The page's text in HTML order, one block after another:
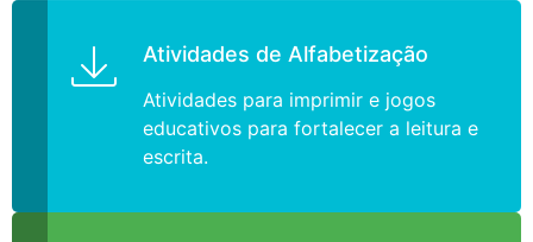
Atividades de Alfabetização
Atividades para imprimir e jogos
educativos para fortalecer a leitura e
escrita.